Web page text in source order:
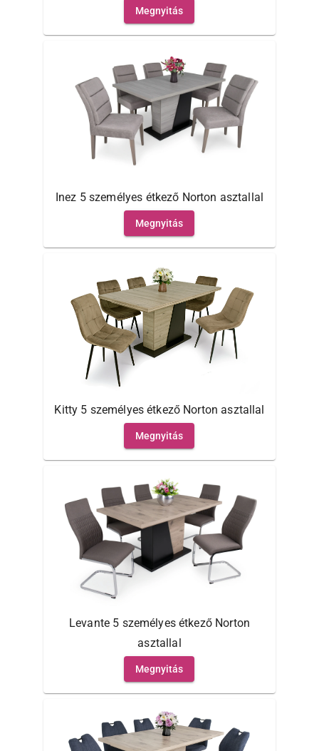
Megnyitás
Inez 5 személyes étkező Norton asztallal
Megnyitás
Kitty 5 személyes étkező Norton asztallal
Megnyitás
Levante 5 személyes étkező Norton
asztallal
Megnyitás